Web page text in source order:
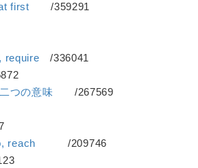
first /359291
require /336041
つの意味 /267569
reach /209746